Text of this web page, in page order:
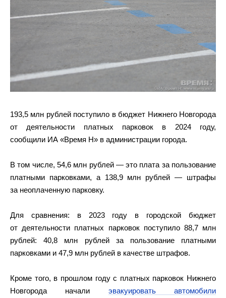
193,5 млн рублей поступило в бюджет Нижнего Новгорода
от деятельности платных парковок в 2024 году,
сообщили ИА «Время Н» в администрации города.
В том числе, 54,6 млн рублей — это плата за пользование
платными парковками, а 138,9 млн рублей — штрафы
за неоплаченную парковку.
Для сравнения: в 2023 году в городской бюджет
от деятельности платных парковок поступило 88,7 млн
рублей: 40,8 млн рублей за пользование платными
парковками и 47,9 млн рублей в качестве штрафов.
Кроме того, в прошлом году с платных парковок Нижнего
Новгорода начали эвакуировать автомобили